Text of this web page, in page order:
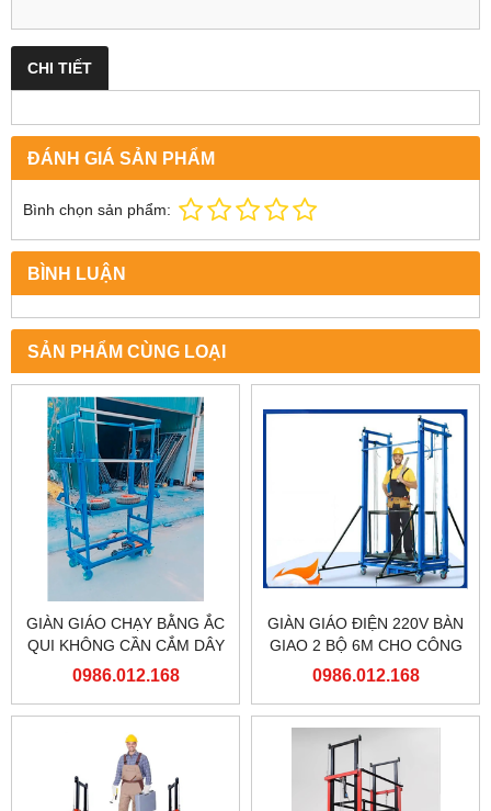
CHI TIẾT
ĐÁNH GIÁ SẢN PHẨM
Bình chọn sản phẩm:
BÌNH LUẬN
SẢN PHẨM CÙNG LOẠI
GIÀN GIÁO CHẠY BẰNG ẮC
QUI KHÔNG CẦN CẮM DÂY
ĐIỆN
0986.012.168
GIÀN GIÁO ĐIỆN 220V BÀN
GIAO 2 BỘ 6M CHO CÔNG
TY TNHH MỘT THÀNH VIÊN
0986.012.168